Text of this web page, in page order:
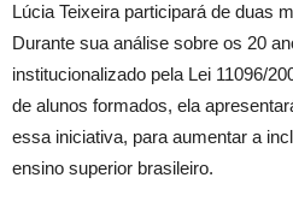
Lúcia Teixeira participará de duas
Durante sua análise sobre os 20
institucionalizado pela Lei 11096/
de alunos formados, ela
essa iniciativa, para aumentar a
ensino superior brasileiro.